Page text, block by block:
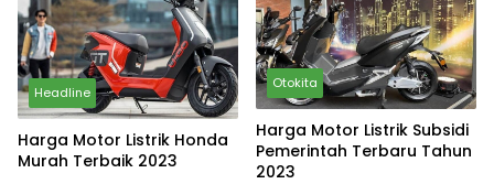
Headline
Harga Motor Listrik Honda
Murah Terbaik 2023
Otokita
Harga Motor Listrik Subsidi
Pemerintah Terbaru Tahun
2023